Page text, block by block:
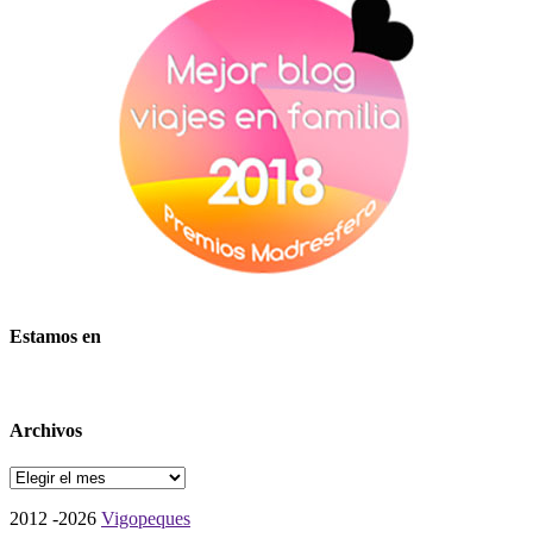
Estamos en
Archivos
Archivos
2012 -2026 Vigopeques